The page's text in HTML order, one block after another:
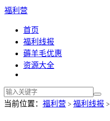
福利营
首页
福利线报
薅羊毛优惠
资源大全
当前位置： 福利营 > 福利线报 >